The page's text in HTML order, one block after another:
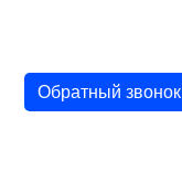
Обратный звонок